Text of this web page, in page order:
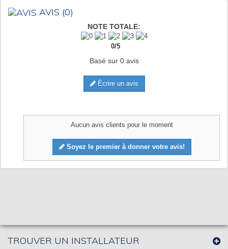
AVIS (0)
NOTE TOTALE:
0/5
Basé sur 0avis
Écrire un avis
Aucun avis clients pour le moment
Soyez le premier à donner votre avis!
TROUVER UN INSTALLATEUR